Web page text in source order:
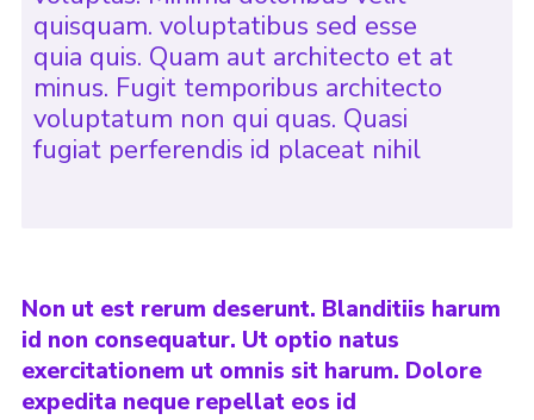
quisquam. voluptatibus sed esse
quia quis. Quam aut architecto et at
minus. Fugit temporibus architecto
voluptatum non qui quas. Quasi
fugiat perferendis id placeat nihil
Non ut est rerum deserunt. Blanditiis harum
id non consequatur. Ut optio natus
exercitationem ut omnis sit harum. Dolore
expedita neque repellat eos id